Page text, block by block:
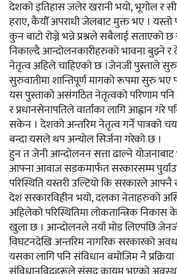
देशको इतिहास जलेर खरानी भयो, भूगोल र
हराए, कैयौँ अपराधी जेलबाट मुक्त भए ।
कुन बाटो रोज्ने भन्ने प्रश्नले सबैलाई सताएको छ
निकाल्दै आन्दोलनकारीहरुको भावना बुझ्ने
नेतृत्व अहिले चाहिएको छ ।जेनजी पुस्ताले
सुरुवातीमा शान्तिपूर्ण मागको रूपमा सुरु भए
यस पुस्ताको असंगठित नेतृत्वको परिणाम पनि
र प्रधानसेनापतिले वार्ताका लागि आह्वान गरे
सकेन । देशको अन्तरिम नेतृत्व गर्ने पात्रको
बन्दा यसले थप अन्योल सिर्जना गरेको छ ।
हुन त जेनी आन्दोलनन सत्ता ढाल्ने
आफ्ना आवाज सडकमार्फत सरकारसम्म
परिस्थिति यस्तरी उल्टियो कि सरकारले आफ्नै
देश सरकारविहीन भयो, दलका नेताहरुको
अहिलेको परिस्थितिमा लोकतान्त्रिक
खुला छ । आन्दोलनले नयाँ मोड लिएपछि
विघटनदेखि अन्तरिम नागरिक सरकारको
यसका लागि पनि संविधान बमोजिम नै